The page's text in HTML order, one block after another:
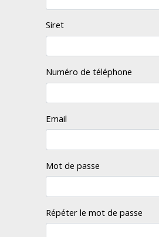
Siret
Numéro de téléphone
Email
Mot de passe
Répéter le mot de passe